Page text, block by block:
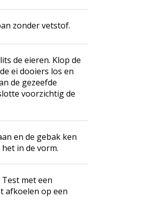
zonder vetstof.
de eieren. Klop de
ei­ dooiers los en
de gezeefde
voorzichtig de
en de gebak­ ken
in de vorm.
met een
afkoelen op een